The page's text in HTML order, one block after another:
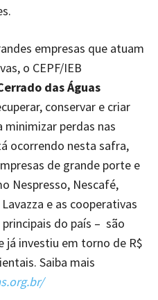
empresas que atuam
o CEPF/IEB
das Águas
conservar e criar
perdas nas
ocorrendo nesta safra,
de grande porte e
Nespresso, Nescafé,
e as cooperativas
principais do país – são
já investiu em torno de R$
Saiba mais